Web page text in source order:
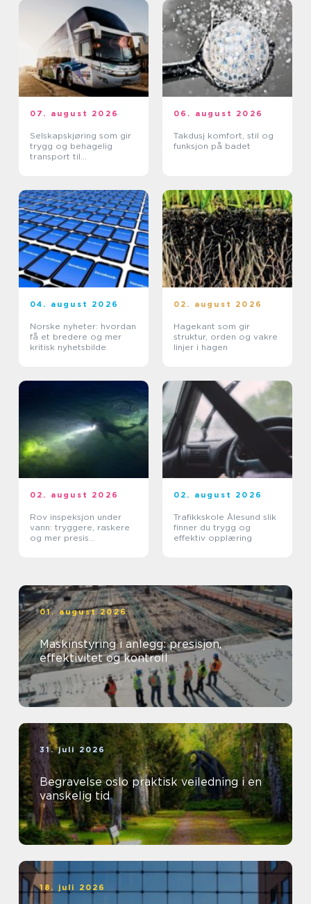
07. august 2026
Selskapskjøring som gir
trygg og behagelig
transport til
06. august 2026
Takdusj komfort, stil og
funksjon på badet
04. august 2026
Norske nyheter: hvordan
få et bredere og mer
kritisk nyhetsbilde
02. august 2026
Hagekant som gir
struktur, orden og vakre
linjer i hagen
02. august 2026
Rov inspeksjon under
vann: tryggere, raskere
og mer presis
02. august 2026
Trafikkskole Ålesund slik
finner du trygg og
effektiv opplæring
01. august 2026
Maskinstyring i anlegg: presisjon,
effektivitet og kontroll
31. juli 2026
Begravelse oslo praktisk veiledning i en
vanskelig tid
18. juli 2026